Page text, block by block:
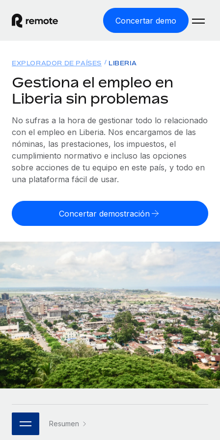
Concertar demo
EMPLEO GLOBAL
Nómina global
Gestiona las nóminas de forma sencilla y conforme a la
legalidad.
Employer of Record
Expándete en todo el mundo sin gastar en entidades.
cumpliendo la normativa.
Integra y gestiona a autónomos globalmente.
Externaliza tareas laborales complejas.
INFRAESTRUCTURA
Conexión Remote
Integra los RR. HH. en tus flujos de trabajo sin
complicaciones.
Plataforma
Funciones esenciales de RR. HH. integradas para tu
Conectar
Conecta cualquier herramienta de IA con Remote
Soluciones
COBERTURA MUNDIAL
Explorador de países
Consulta el soporte del empleo global según el país.
Explorador estatal de EE. UU.
Simplifica la contratación en todos los estados de EE.
Comparador de Remote
Compáranos con otras empresas.
Startups
Soluciones ágiles de RR. HH. globales y nóminas para
empresas en crecimiento.
Mediana empresa
Amplía tu equipo con soluciones de RR. HH.
personalizadas.
Empresa
RR. HH. globales para grandes empresas.
ASOCIARSE
Socios tecnológicos estratégicos
Integra la gestión de los RR. HH. globales en tu
Recursos
HERRAMIENTAS Y CALCULADORAS
Calculadora del riesgo de clasificación errónea
Consulta el riesgo de clasificación errónea por país.
cualquier país.
Descubre opciones de divisas y tiempos de pago para
autónomos globales.
APRENDIZAJE CON REMOTE
Guías y recursos
Casos prácticos
Glosario de RR. HH.
Listas de verificación y plantillas
Biblioteca de descripciones de puestos
Webinarios
Precios
English
Nederlands
Français
Deutsch
Español
Italiano
Português (Portugal)
日本語
한국어
中文（简体）
EXPLORADOR DE PAÍSES LIBERIA
Gestiona el empleo en
Liberia sin problemas
No sufras a la hora de gestionar todo lo relacionado
con el empleo en Liberia. Nos encargamos de las
nóminas, las prestaciones, los impuestos, el
cumplimiento normativo e incluso las opciones
sobre acciones de tu equipo en este país, y todo en
una plataforma fácil de usar.
Concertar demostración
Resumen